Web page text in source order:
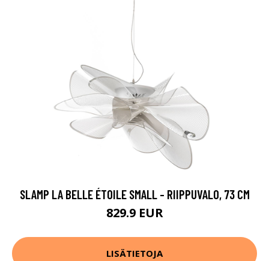
SLAMP LA BELLE ÉTOILE SMALL - RIIPPUVALO, 73 CM
829.9 EUR
LISÄTIETOJA